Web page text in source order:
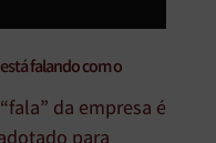
falando com o
da empresa é